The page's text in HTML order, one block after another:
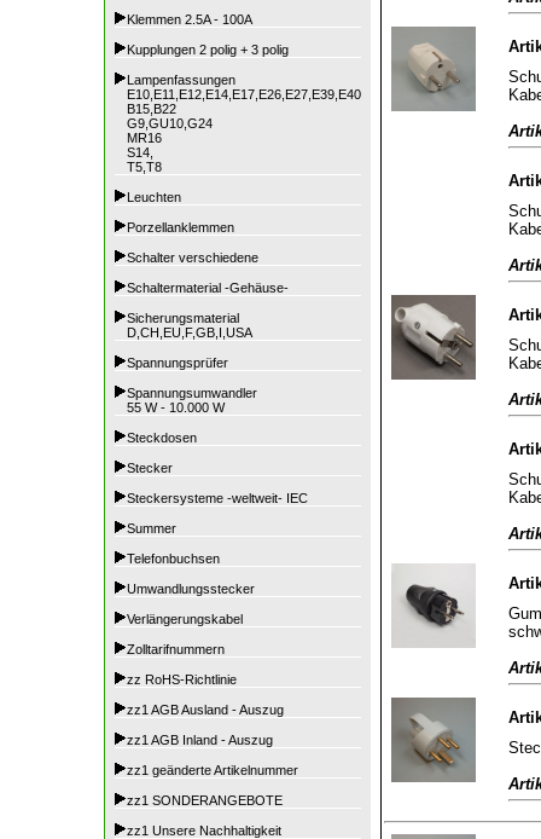
Klemmen 2.5A - 100A
Kupplungen 2 polig + 3 polig
Lampenfassungen
E10,E11,E12,E14,E17,E26,E27,E39,E40
B15,B22
G9,GU10,G24
MR16
S14,
T5,T8
Leuchten
Porzellanklemmen
Schalter verschiedene
Schaltermaterial -Gehäuse-
Sicherungsmaterial
D,CH,EU,F,GB,I,USA
Spannungsprüfer
Spannungsumwandler
55 W - 10.000 W
Steckdosen
Stecker
Steckersysteme -weltweit- IEC
Summer
Telefonbuchsen
Umwandlungsstecker
Verlängerungskabel
Zolltarifnummern
zz RoHS-Richtlinie
zz1 AGB Ausland - Auszug
zz1 AGB Inland - Auszug
zz1 geänderte Artikelnummer
zz1 SONDERANGEBOTE
zz1 Unsere Nachhaltigkeit